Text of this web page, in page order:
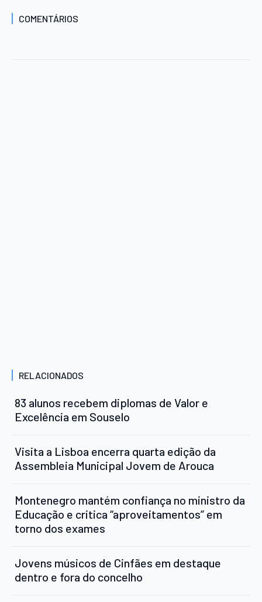
COMENTÁRIOS
RELACIONADOS
83 alunos recebem diplomas de Valor e
Excelência em Souselo
Visita a Lisboa encerra quarta edição da
Assembleia Municipal Jovem de Arouca
Montenegro mantém confiança no ministro da
Educação e critica “aproveitamentos” em
torno dos exames
Jovens músicos de Cinfães em destaque
dentro e fora do concelho